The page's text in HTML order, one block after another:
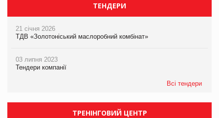
ТЕНДЕРИ
21 січня 2026
ТДВ «Золотоніський маслоробний комбінат»
03 липня 2023
Тендери компанії
Всі тендери
ТРЕНІНГОВИЙ ЦЕНТР